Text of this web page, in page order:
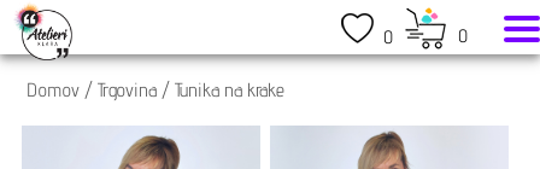
0 0
Domov / Trgovina / Tunika na krake